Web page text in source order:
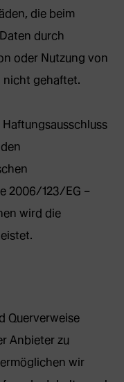
die beim
durch
oder Nutzung von
nicht gehaftet.
2006/123/EG –
wird die
Querverweise
Anbieter zu
wir